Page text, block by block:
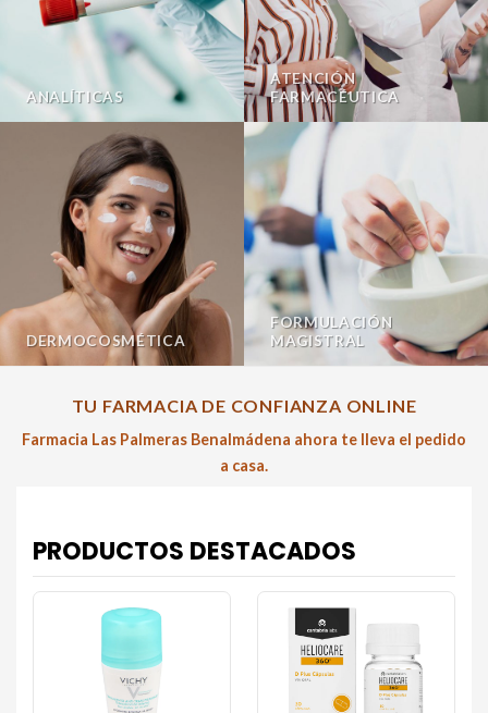
ANALÍTICAS
ATENCIÓN
FARMACÉUTICA
DERMOCOSMÉTICA
FORMULACIÓN
MAGISTRAL
TU FARMACIA DE CONFIANZA ONLINE
Farmacia Las Palmeras Benalmádena ahora te lleva el pedido
a casa.